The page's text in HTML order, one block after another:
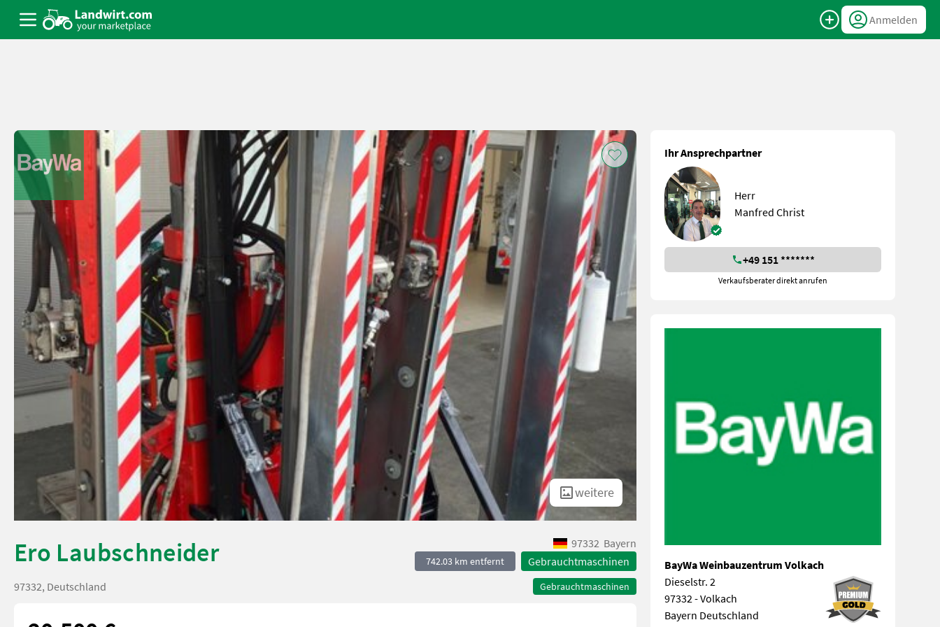
Anmelden
weitere
Ero Laubschneider 97332 Bayern
742.03 km entfernt Gebrauchtmaschinen
Gebrauchtmaschinen
97332, Deutschland
Ihr Ansprechpartner
Herr
Manfred Christ
+49 151 *******
Verkaufsberater direkt anrufen
BayWa Weinbauzentrum Volkach
Dieselstr. 2
97332 - Volkach
Bayern Deutschland